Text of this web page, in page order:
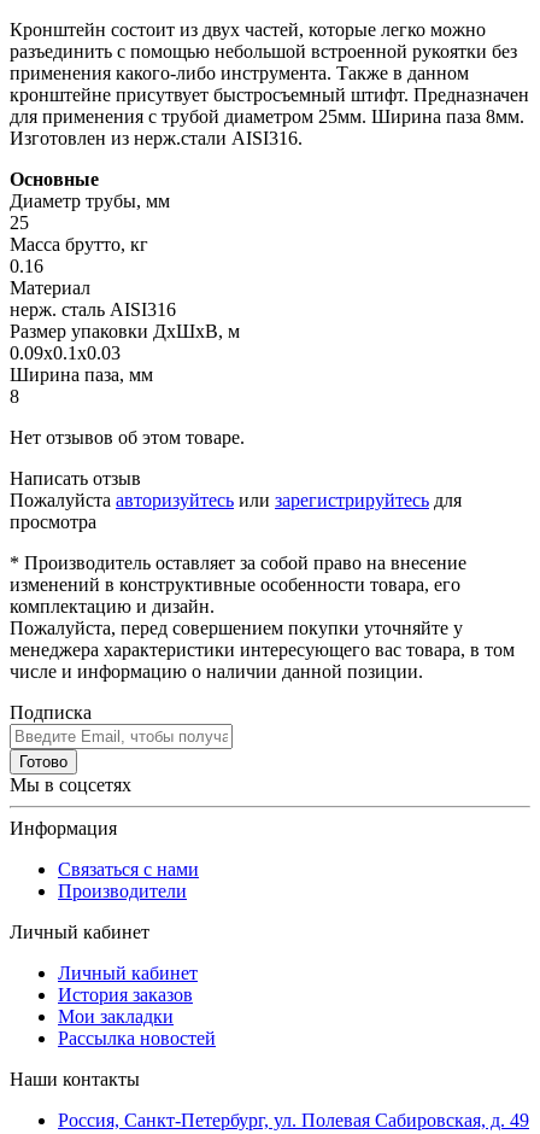
Кронштейн состоит из двух частей, которые легко можно
разъединить с помощью небольшой встроенной рукоятки без
применения какого-либо инструмента. Также в данном
кронштейне присутвует быстросъемный штифт. Предназначен
для применения с трубой диаметром 25мм. Ширина паза 8мм.
Изготовлен из нерж.стали AISI316.
Основные
Диаметр трубы, мм
25
Масса брутто, кг
0.16
Материал
нерж. сталь AISI316
Размер упаковки ДхШхВ, м
0.09x0.1x0.03
Ширина паза, мм
8
Нет отзывов об этом товаре.
Написать отзыв
Пожалуйста авторизуйтесь или зарегистрируйтесь для
просмотра
* Производитель оставляет за собой право на внесение
изменений в конструктивные особенности товара, его
комплектацию и дизайн.
Пожалуйста, перед совершением покупки уточняйте у
менеджера характеристики интересующего вас товара, в том
числе и информацию о наличии данной позиции.
Подписка
Готово
Мы в соцсетях
Информация
Связаться с нами
Производители
Личный кабинет
Личный кабинет
История заказов
Мои закладки
Рассылка новостей
Наши контакты
Россия, Санкт-Петербург, ул. Полевая Сабировская, д. 49